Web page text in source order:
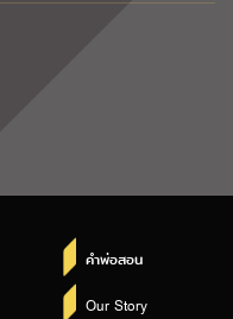
คำพ่อสอน
Our Story